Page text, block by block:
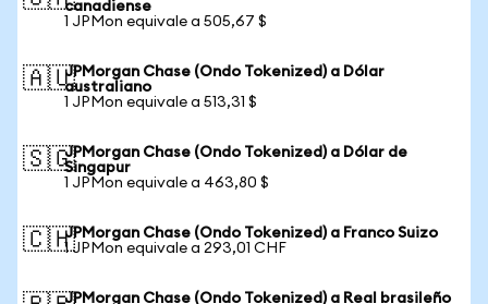
canadiense
1 JPMon equivale a 505,67 $
🇦🇺JPMorgan Chase (Ondo Tokenized) a Dólar
australiano
1 JPMon equivale a 513,31 $
🇸🇬JPMorgan Chase (Ondo Tokenized) a Dólar de
Singapur
1 JPMon equivale a 463,80 $
🇨🇭JPMorgan Chase (Ondo Tokenized) a Franco Suizo
1 JPMon equivale a 293,01 CHF
JPMorgan Chase (Ondo Tokenized) a Real brasileño